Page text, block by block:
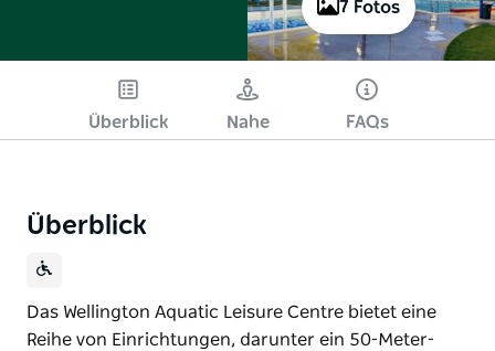
7 Fotos
Überblick Nahe FAQs
Überblick
Das Wellington Aquatic Leisure Centre bietet eine
Reihe von Einrichtungen, darunter ein 50-Meter-